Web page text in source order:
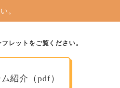
。
レットをご覧ください。
紹介（pdf）